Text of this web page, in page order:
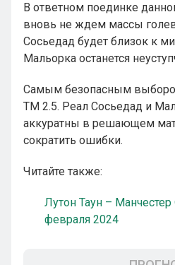
В ответном поединке
вновь не ждем массы
Сосьедад будет близок к
Мальорка останется
Самым безопасным
ТМ 2.5. Реал Сосьедад и
аккуратны в решающем
сократить ошибки.
Читайте также:
Лутон Таун – Манчестер
февраля 2024